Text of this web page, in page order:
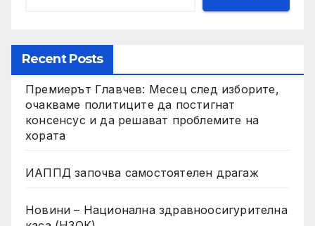
Recent Posts
Премиерът Главчев: Месец след изборите,
очакваме политиците да постигнат
консенсус и да решават проблемите на
хората
ИАППД започва самостоятелен драгаж
Новини – Национална здравноосигурителна